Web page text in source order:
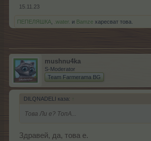
15.11.23
ПЕПЕЛЯШКА .water. и Bamze харесват това.
mushnu4ka
S-Moderator
Team Farmerama BG
DILQNADELI каза: ↑
Това Ли е? ТопА...
Здравей, да, това е.